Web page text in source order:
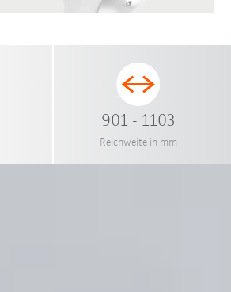
901 - 1103
Reichweite in mm